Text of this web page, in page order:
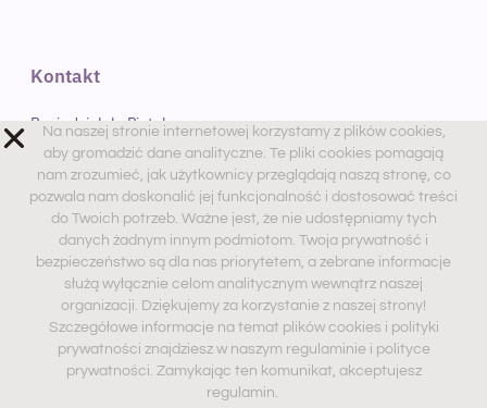
Kontakt
Poniedziałek- Piątek
9:00 – 17:00
Sobota
9:00 – 13:00 PM
Telefon. 534-486-239
Mail. dobry@psychologwnecie.pl
Zaobserwuj nas
Na naszej stronie internetowej korzystamy z plików cookies,
aby gromadzić dane analityczne. Te pliki cookies pomagają
nam zrozumieć, jak użytkownicy przeglądają naszą stronę, co
pozwala nam doskonalić jej funkcjonalność i dostosować treści
do Twoich potrzeb. Ważne jest, że nie udostępniamy tych
danych żadnym innym podmiotom. Twoja prywatność i
bezpieczeństwo są dla nas priorytetem, a zebrane informacje
służą wyłącznie celom analitycznym wewnątrz naszej
organizacji. Dziękujemy za korzystanie z naszej strony!
Szczegółowe informacje na temat plików cookies i polityki
prywatności znajdziesz w naszym regulaminie i polityce
prywatności. Zamykając ten komunikat, akceptujesz
regulamin.